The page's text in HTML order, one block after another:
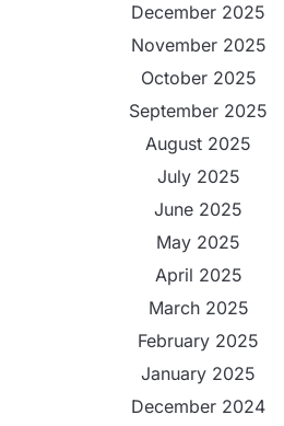
December 2025
November 2025
October 2025
September 2025
August 2025
July 2025
June 2025
May 2025
April 2025
March 2025
February 2025
January 2025
December 2024